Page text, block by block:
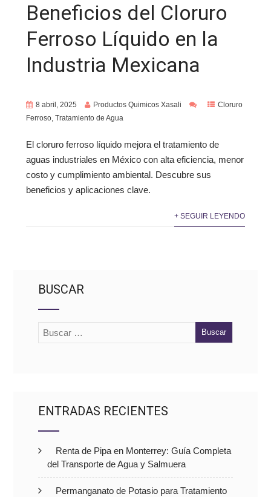
Beneficios del Cloruro
Ferroso Líquido en la
Industria Mexicana
8 abril, 2025 Productos Quimicos Xasali
Cloruro
Ferroso, Tratamiento de Agua
El cloruro ferroso líquido mejora el tratamiento de
aguas industriales en México con alta eficiencia, menor
costo y cumplimiento ambiental. Descubre sus
beneficios y aplicaciones clave.
+ SEGUIR LEYENDO
BUSCAR
ENTRADAS RECIENTES
Renta de Pipa en Monterrey: Guía Completa
del Transporte de Agua y Salmuera
Permanganato de Potasio para Tratamiento